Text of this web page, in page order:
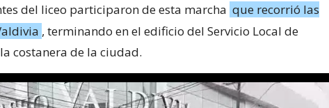
del liceo participaron de esta marcha que recorrió las
, terminando en el edificio del Servicio Local de
costanera de la ciudad.